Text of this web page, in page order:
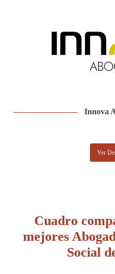
Innova
Ver
Cuadro
mejores
Social